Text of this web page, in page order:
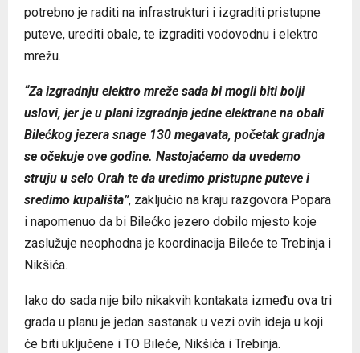
potrebno je raditi na infrastrukturi i izgraditi pristupne
puteve, urediti obale, te izgraditi vodovodnu i elektro
mrežu.
“Za izgradnju elektro mreže sada bi mogli biti bolji
uslovi, jer je u plani izgradnja jedne elektrane na obali
Bilećkog jezera snage 130 megavata, početak gradnja
se očekuje ove godine. Nastojaćemo da uvedemo
struju u selo Orah te da uredimo pristupne puteve i
sredimo kupališta”, zaključio na kraju razgovora Popara
i napomenuo da bi Bilećko jezero dobilo mjesto koje
zaslužuje neophodna je koordinacija Bileće te Trebinja i
Nikšića.
Iako do sada nije bilo nikakvih kontakata između ova tri
grada u planu je jedan sastanak u vezi ovih ideja u koji
će biti uključene i TO Bileće, Nikšića i Trebinja.